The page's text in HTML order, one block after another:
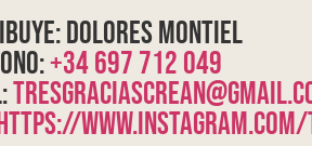
Dolores Montiel
+34 697 712 049